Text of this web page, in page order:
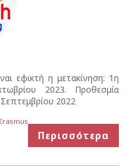
εφικτή η μετακίνηση: 1η
2023. Προθεσμία
2022
Erasmus
Περισσότερα